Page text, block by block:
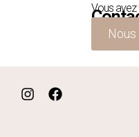
Vous avez